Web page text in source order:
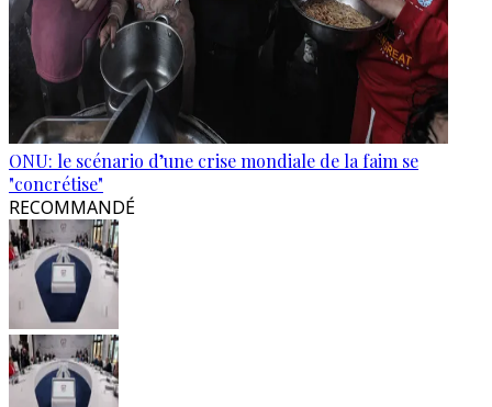
ONU: le scénario d’une crise mondiale de la faim se
"concrétise"
RECOMMANDÉ